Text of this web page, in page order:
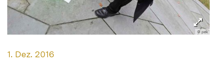
© pek
Datum:
1. Dez. 2016